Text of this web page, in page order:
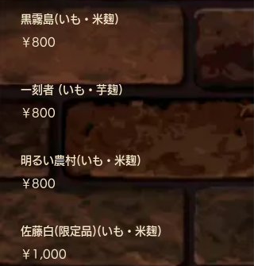
黒霧島(いも・米麹)
￥800
一刻者 (いも・芋麹)
￥800
明るい農村(いも・米麹)
￥800
佐藤白(限定品)(いも・米麹)
￥1,000